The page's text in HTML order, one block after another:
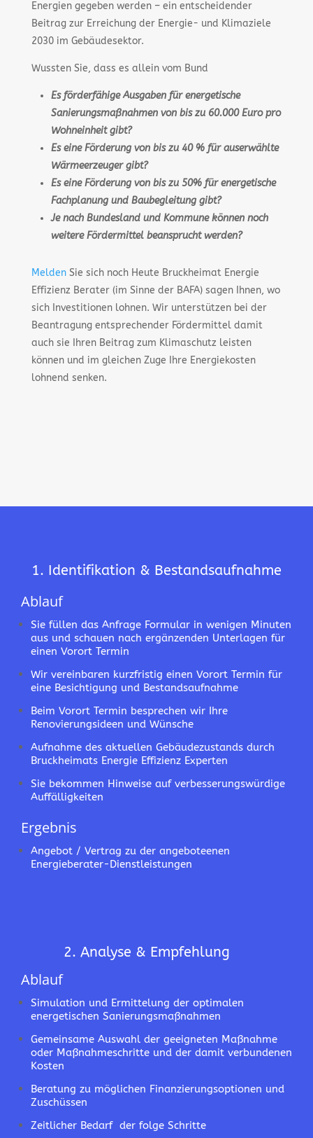
Energien gegeben werden – ein entscheidender
Beitrag zur Erreichung der Energie- und Klimaziele
2030 im Gebäudesektor.
Wussten Sie, dass es allein vom Bund
Es förderfähige Ausgaben für energetische
Sanierungsmaßnahmen von bis zu 60.000 Euro pro
Wohneinheit gibt?
Es eine Förderung von bis zu 40 % für auserwählte
Wärmeerzeuger gibt?
Es eine Förderung von bis zu 50% für energetische
Fachplanung und Baubegleitung gibt?
Je nach Bundesland und Kommune können noch
weitere Fördermittel beansprucht werden?
MeldenSie sich noch Heute Bruckheimat Energie
Effizienz Berater (im Sinne der BAFA) sagen Ihnen, wo
sich Investitionen lohnen. Wir unterstützen bei der
Beantragung entsprechender Fördermittel damit
auch sie Ihren Beitrag zum Klimaschutz leisten
können und im gleichen Zuge Ihre Energiekosten
lohnend senken.
1. Identifikation & Bestandsaufnahme
Ablauf
Sie füllen das Anfrage Formular in wenigen Minuten
aus und schauen nach ergänzenden Unterlagen für
einen Vorort Termin
Wir vereinbaren kurzfristig einen Vorort Termin für
eine Besichtigung und Bestandsaufnahme
Beim Vorort Termin besprechen wir Ihre
Renovierungsideen und Wünsche
Aufnahme des aktuellen Gebäudezustands durch
Bruckheimats Energie Effizienz Experten
Sie bekommen Hinweise auf verbesserungswürdige
Auffälligkeiten
Ergebnis
Angebot / Vertrag zu der angeboteenen
Energieberater-Dienstleistungen
2. Analyse & Empfehlung
Ablauf
Simulation und Ermittelung der optimalen
energetischen Sanierungsmaßnahmen
Gemeinsame Auswahl der geeigneten Maßnahme
oder Maßnahmeschritte und der damit verbundenen
Kosten
Beratung zu möglichen Finanzierungsoptionen und
Zuschüssen
Zeitlicher Bedarf der folge Schritte